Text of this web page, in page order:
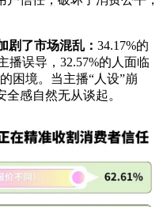
了市场混乱： 34.17%的
播误导，32.57%的人面临
困境。当主播“人设”崩
感自然无从谈起。